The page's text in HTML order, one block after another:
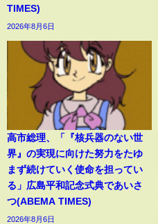
TIMES)
2026年8月6日
高市総理、「『核兵器のない世
界』の実現に向けた努力をたゆ
まず続けていく使命を担ってい
る」広島平和記念式典であいさ
つ(ABEMA TIMES)
2026年8月6日